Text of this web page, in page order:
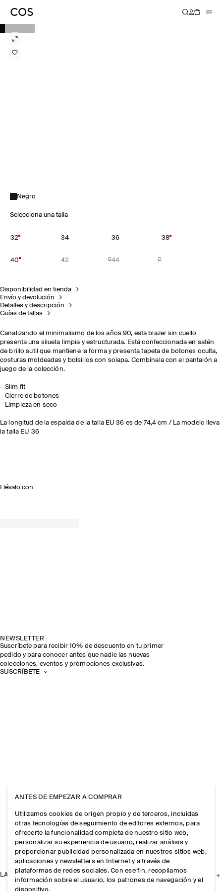
Negro
Selecciona una talla
32 34 36 38
40 42 44
Disponibilidad en tienda
Envío y devolución
Detalles y descripción
Guías de tallas
Canalizando el minimalismo de los años 90, esta blazer sin cuello
presenta una silueta limpia y estructurada. Está confeccionada en satén
de brillo sutil que mantiene la forma y presenta tapeta de botones oculta,
costuras moldeadas y bolsillos con solapa. Combínala con el pantalón a
juego de la colección.
Slim fit
Cierre de botones
Limpieza en seco
La longitud de la espalda de la talla EU 36 es de 74,4 cm / La modelo lleva
la talla EU 36
Llévalo con
NEWSLETTER
Suscríbete para recibir 10% de descuento en tu primer
pedido y para conocer antes que nadie las nuevas
colecciones, eventos y promociones exclusivas.
SUSCRÍBETE
LA EMPRESA
ANTES DE EMPEZAR A COMPRAR
Utilizamos cookies de origen propio y de terceros, incluidas
otras tecnologías de seguimiento de editores externos, para
ofrecerte la funcionalidad completa de nuestro sitio web,
personalizar su experiencia de usuario, realizar análisis y
proporcionar publicidad personalizada en nuestros sitios web,
aplicaciones y newsletters en Internet y a través de
plataformas de redes sociales. Con ese fin, recopilamos
información sobre el usuario, los patrones de navegación y el
dispositivo.